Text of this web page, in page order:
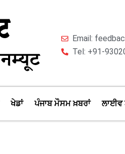
Email:
Tel: +91-
ਖੇਡਾਂ ਪੰਜਾਬ ਮੌਸਮ ਖ਼ਬਰਾਂ ਲਾਈਵ